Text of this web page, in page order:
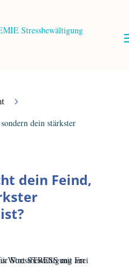
5
dein stärkster
dein Feind,